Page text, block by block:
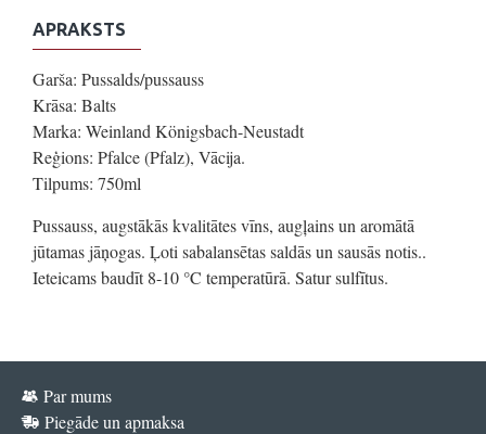
APRAKSTS
Garša: Pussalds/pussauss
Krāsa: Balts
Marka: Weinland Königsbach-Neustadt
Reģions: Pfalce (Pfalz), Vācija.
Tilpums: 750ml
Pussauss, augstākās kvalitātes vīns, augļains un aromātā
jūtamas jāņogas. Ļoti sabalansētas saldās un sausās notis..
Ieteicams baudīt 8-10 °C temperatūrā. Satur sulfītus.
Par mums
Piegāde un apmaksa